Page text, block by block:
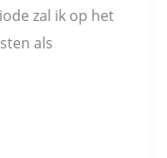
zal ik op het
als